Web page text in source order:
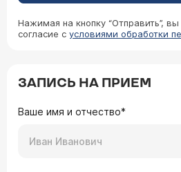
Нажимая на кнопку “Отправить”,
согласие с условиями обработки
ЗАПИСЬ НА ПРИЕМ
Ваше имя и отчество*